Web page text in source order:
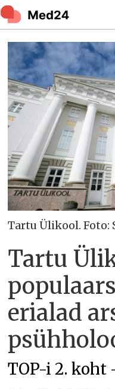
Tartu Ülikool.
Tartu
erialad
TOP-i 2. koht